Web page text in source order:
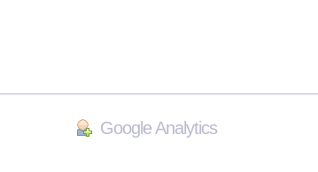
Google Analytics